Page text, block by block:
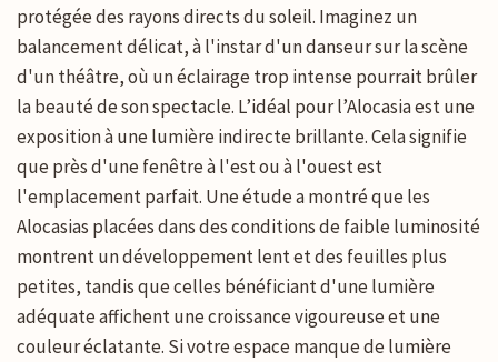
protégée des rayons directs du soleil. Imaginez un
balancement délicat, à l'instar d'un danseur sur la scène
d'un théâtre, où un éclairage trop intense pourrait brûler
la beauté de son spectacle. L’idéal pour l’Alocasia est une
exposition à une lumière indirecte brillante. Cela signifie
que près d'une fenêtre à l'est ou à l'ouest est
l'emplacement parfait. Une étude a montré que les
Alocasias placées dans des conditions de faible luminosité
montrent un développement lent et des feuilles plus
petites, tandis que celles bénéficiant d'une lumière
adéquate affichent une croissance vigoureuse et une
couleur éclatante. Si votre espace manque de lumière